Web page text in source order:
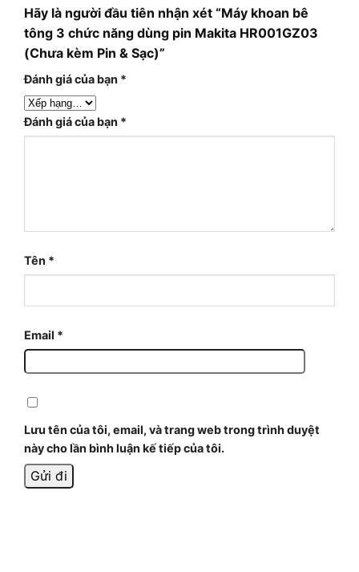
Hãy là người đầu tiên nhận xét “Máy khoan bê
tông 3 chức năng dùng pin Makita HR001GZ03
(Chưa kèm Pin & Sạc)”
Đánh giá của bạn *
Đánh giá của bạn *
Tên *
Email *
Lưu tên của tôi, email, và trang web trong trình duyệt
này cho lần bình luận kế tiếp của tôi.